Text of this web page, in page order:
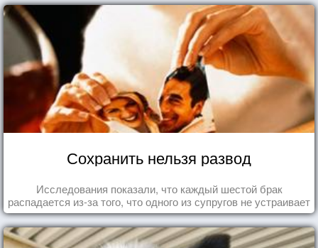
Сохранить нельзя развод
Исследования показали, что каждый шестой брак
распадается из-за того, что одного из супругов не устраивает
та роль, которая выпала ему в семье.